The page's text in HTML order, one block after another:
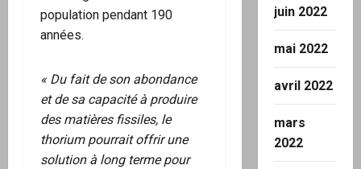
population pendant 190
années.
« Du fait de son abondance
et de sa capacité à produire
des matières fissiles, le
thorium pourrait offrir une
solution à long terme pour
juin 2022
mai 2022
avril 2022
mars
2022